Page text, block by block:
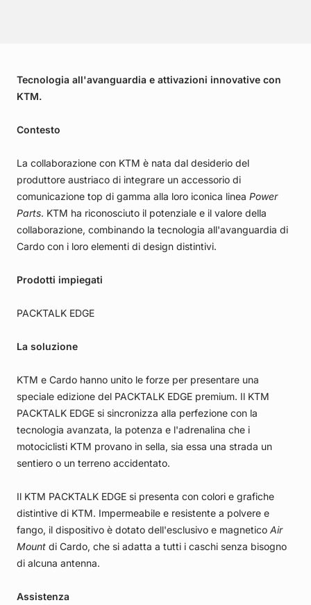
Tecnologia all'avanguardia e attivazioni innovative con
KTM.
Contesto
La collaborazione con KTM è nata dal desiderio del
produttore austriaco di integrare un accessorio di
comunicazione top di gamma alla loro iconica linea Power
Parts. KTM ha riconosciuto il potenziale e il valore della
collaborazione, combinando la tecnologia all'avanguardia di
Cardo con i loro elementi di design distintivi.
Prodotti impiegati
PACKTALK EDGE
La soluzione
KTM e Cardo hanno unito le forze per presentare una
speciale edizione del PACKTALK EDGE premium. Il KTM
PACKTALK EDGE si sincronizza alla perfezione con la
tecnologia avanzata, la potenza e l'adrenalina che i
motociclisti KTM provano in sella, sia essa una strada un
sentiero o un terreno accidentato.
Il KTM PACKTALK EDGE si presenta con colori e grafiche
distintive di KTM. Impermeabile e resistente a polvere e
fango, il dispositivo è dotato dell'esclusivo e magnetico Air
Mount di Cardo, che si adatta a tutti i caschi senza bisogno
di alcuna antenna.
Assistenza